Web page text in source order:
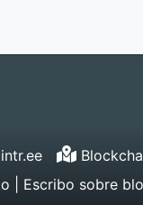
| Escribo sobre